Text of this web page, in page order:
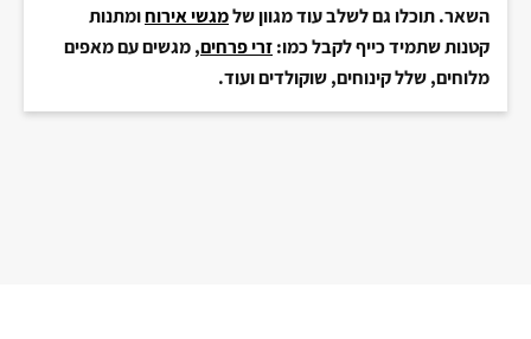
השאר. תוכלו גם לשלב עוד מגוון שלמגשי אירוחומתנות
קטנות שתמיד כייף לקבל כמו:זרי פרחים, מגשים עם מאפים
מלוחים, שלל קינוחים, שוקולדים ועוד.